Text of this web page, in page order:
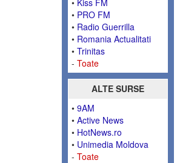
• PRO FM
• Radio Guerrilla
• Romania Actualitati
• Trinitas
- Toate
ALTE SURSE
• 9AM
• Active News
• HotNews.ro
• Unimedia Moldova
- Toate